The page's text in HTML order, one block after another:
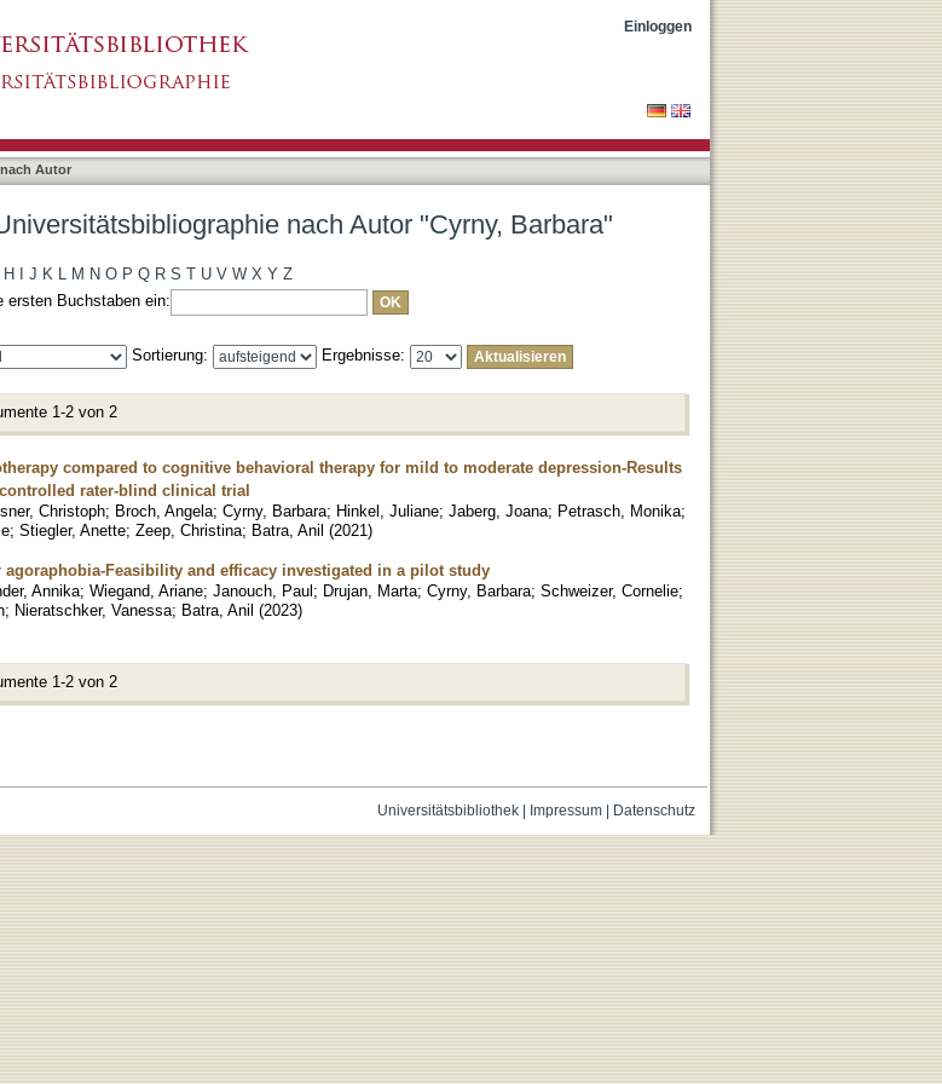
Einloggen
Autor
nach Autor "Cyrny, Barbara"
H J K L M N O P Q R S T U V W X Y Z
ersten Buchstaben ein:
Sortierung: Ergebnisse:
1-2 von 2
compared to cognitive behavioral therapy for mild to moderate depression-Results
rater-blind clinical trial
Christoph; Broch, Angela; Cyrny, Barbara; Hinkel, Juliane; Jaberg, Joana; Petrasch, Monika;
; Stiegler, Anette; Zeep, Christina; Batra, Anil (2021)
agoraphobia-Feasibility and efficacy investigated in a pilot study
Annika; Wiegand, Ariane; Janouch, Paul; Drujan, Marta; Cyrny, Barbara; Schweizer, Cornelie;
; Nieratschker, Vanessa; Batra, Anil (2023)
1-2 von 2
Universitätsbibliothek| Impressum| Datenschutz